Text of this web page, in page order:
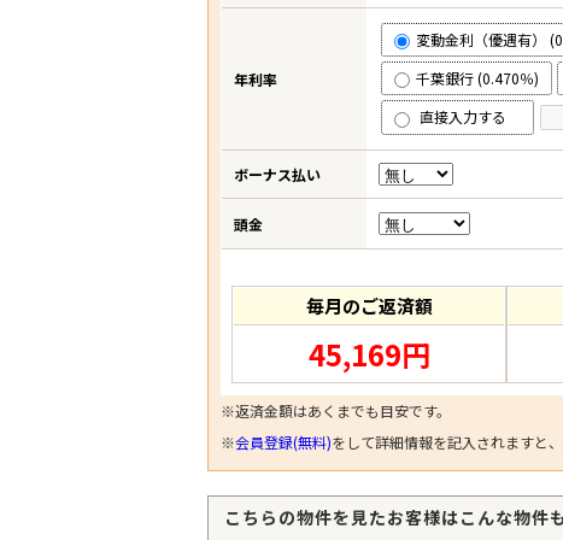
年利率
変動金利（優遇有）
千葉銀行 (0.470％)
直接入力する
ボーナス払い
頭金
毎月のご返済額
45,169円
※返済金額はあくまでも目安です。
※会員登録(無料)をして詳細情報を記入されますと
こちらの物件を見たお客様はこんな物件